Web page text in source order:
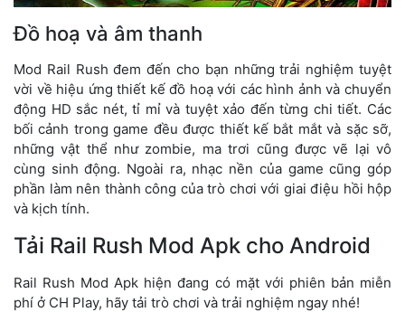
Đồ hoạ và âm thanh
Mod Rail Rush đem đến cho bạn những trải nghiệm tuyệt
vời về hiệu ứng thiết kế đồ hoạ với các hình ảnh và chuyển
động HD sắc nét, tỉ mỉ và tuyệt xảo đến từng chi tiết. Các
bối cảnh trong game đều được thiết kế bắt mắt và sặc sỡ,
những vật thể như zombie, ma trơi cũng được vẽ lại vô
cùng sinh động. Ngoài ra, nhạc nền của game cũng góp
phần làm nên thành công của trò chơi với giai điệu hồi hộp
và kịch tính.
Tải Rail Rush Mod Apk cho Android
Rail Rush Mod Apk hiện đang có mặt với phiên bản miễn
phí ở CH Play, hãy tải trò chơi và trải nghiệm ngay nhé!